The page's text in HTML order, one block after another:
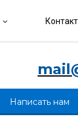
Написать нам